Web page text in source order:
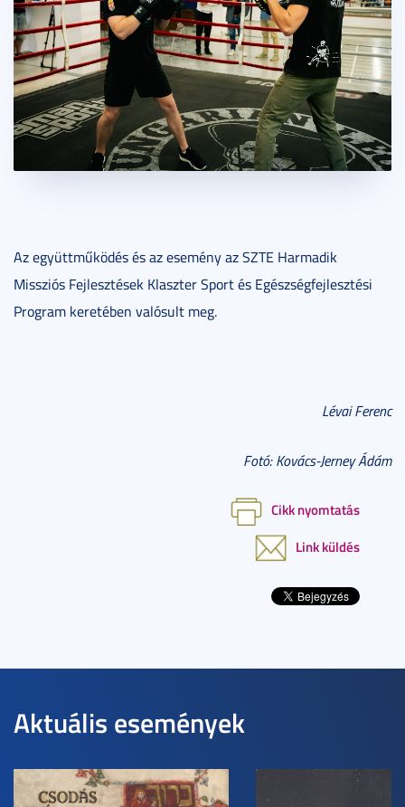
Az együttműködés és az esemény az SZTE Harmadik
Missziós Fejlesztések Klaszter Sport és Egészségfejlesztési
Program keretében valósult meg.
Lévai Ferenc
Fotó: Kovács-Jerney Ádám
Cikk nyomtatás
Link küldés
Aktuális események